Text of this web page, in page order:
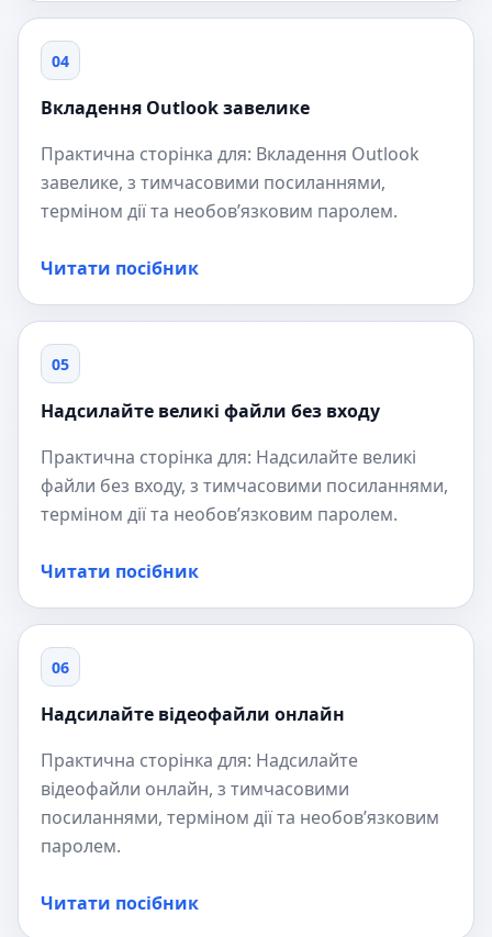
04
Вкладення Outlook завелике
Практична сторінка для: Вкладення Outlook
завелике, з тимчасовими посиланнями,
терміном дії та необов’язковим паролем.
Читати посібник
05
Надсилайте великі файли без входу
Практична сторінка для: Надсилайте великі
файли без входу, з тимчасовими посиланнями,
терміном дії та необов’язковим паролем.
Читати посібник
06
Надсилайте відеофайли онлайн
Практична сторінка для: Надсилайте
відеофайли онлайн, з тимчасовими
посиланнями, терміном дії та необов’язковим
паролем.
Читати посібник